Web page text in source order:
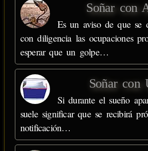
Soñar con
Es un aviso de que se
con diligencia las ocupaciones
esperar que un golpe…
Soñar con
Si durante el sueño
suele significar que se recibirá
notificación…